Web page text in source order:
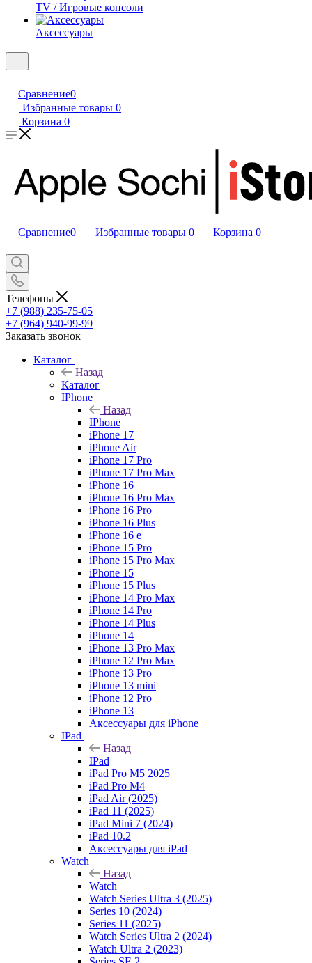
TV / Игровые консоли
Аксессуары
Сравнение0
Избранные товары 0
Корзина 0
Сравнение0 Избранные товары 0 Корзина 0
Телефоны
+7 (988) 235-75-05
+7 (964) 940-99-99
Заказать звонок
Каталог
Назад
Каталог
IPhone
Назад
IPhone
iPhone 17
iPhone Air
iPhone 17 Pro
iPhone 17 Pro Max
iPhone 16
iPhone 16 Pro Max
iPhone 16 Pro
iPhone 16 Plus
iPhone 16 e
iPhone 15 Pro
iPhone 15 Pro Max
iPhone 15
iPhone 15 Plus
iPhone 14 Pro Max
iPhone 14 Pro
iPhone 14 Plus
iPhone 14
iPhone 13 Pro Max
iPhone 12 Pro Max
iPhone 13 Pro
iPhone 13 mini
iPhone 12 Pro
iPhone 13
Аксессуары для iPhone
IPad
Назад
IPad
iPad Pro M5 2025
iPad Pro M4
iPad Air (2025)
iPad 11 (2025)
iPad Mini 7 (2024)
iPad 10.2
Аксессуары для iPad
Watch
Назад
Watch
Watch Series Ultra 3 (2025)
Series 10 (2024)
Series 11 (2025)
Watch Series Ultra 2 (2024)
Watch Ultra 2 (2023)